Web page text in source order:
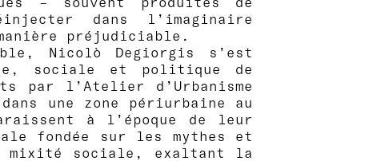
dans l’imaginaire
préjudiciable.
Nicolò Degiorgis s’est
sociale et politique de
par l’Atelier d’Urbanisme
une zone périurbaine au
à l’époque de leur
fondée sur les mythes et
mixité sociale, exaltant la